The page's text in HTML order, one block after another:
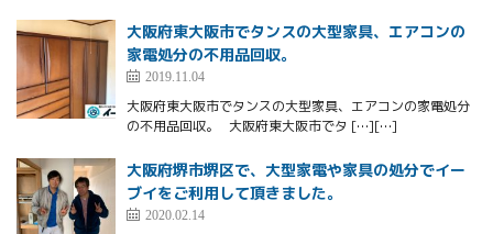
大阪府東大阪市でタンスの大型家具、エアコンの
家電処分の不用品回収。
2019.11.04
大阪府東大阪市でタンスの大型家具、エアコンの家電処分
の不用品回収。 大阪府東大阪市でタ […][…]
大阪府堺市堺区で、大型家電や家具の処分でイー
ブイをご利用して頂きました。
2020.02.14